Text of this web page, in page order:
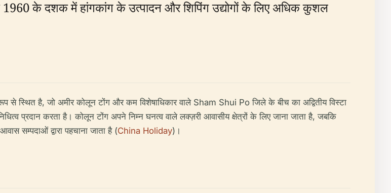
के दशक में हांगकांग के उत्पादन और शिपिंग उद्योगों के लिए अधिक कुशल
है, जो अमीर कोलून टोंग और कम विशेषाधिकार वाले Sham Shui Po जिले के बीच का अद्वितीय विस्टा
प्रदान करता है। कोलून टोंग अपने निम्न घनत्व वाले लक्ज़री आवासीय क्षेत्रों के लिए जाना जाता है, जबकि
सम्पदाओं द्वारा पहचाना जाता है (China Holiday)।